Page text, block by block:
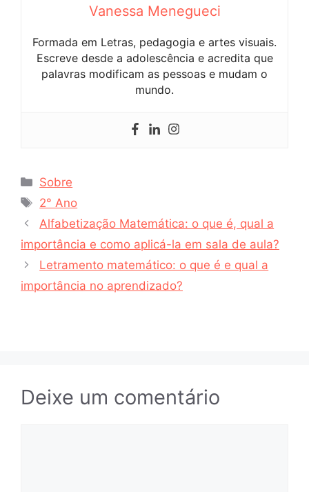
Vanessa Menegueci
Formada em Letras, pedagogia e artes visuais.
Escreve desde a adolescência e acredita que
palavras modificam as pessoas e mudam o
mundo.
Categorias
Sobre
Tags
2° Ano
Alfabetização Matemática: o que é, qual a
importância e como aplicá-la em sala de aula?
Letramento matemático: o que é e qual a
importância no aprendizado?
Deixe um comentário